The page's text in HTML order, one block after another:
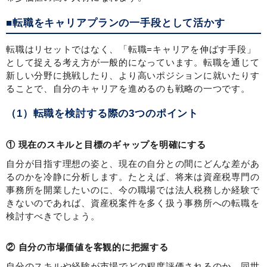
■転職をキャリアプランの一手段として活かす
転職はリセットではなく、「転職=キャリアを伸ばす手段」
として捉える考え方が一般的になっています。転職を通じて
新しい分野に挑戦したり、より高いポジションに就いたりす
ることで、自分のキャリアを進めるのも戦略の一つです。
（1）転職を検討する際の3つのポイント
① 現在のスキルと目標のギャップを明確にする
自分が目指す理想の姿と、現在の自分との間にどんな差があ
るのかを冷静に分析します。たとえば、将来は資産税専門の
事務所を開業したいのに、今の職場では法人税務しか経験で
きないのであれば、資産税案件を多く扱う事務所への転職を
検討すべきでしょう。
② 自分の市場価値を客観的に把握する